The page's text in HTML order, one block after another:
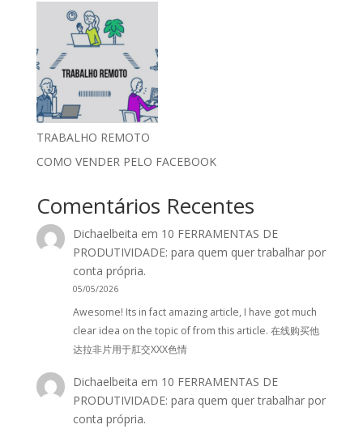
TRABALHO REMOTO
COMO VENDER PELO FACEBOOK
Comentários Recentes
Dichaelbeita em 10 FERRAMENTAS DE
PRODUTIVIDADE: para quem quer trabalhar por
conta própria.
05/05/2026
Awesome! Its in fact amazing article, I have got much
clear idea on the topic of from this article. 在线购买他
达拉非片用于肛交XXX色情
Dichaelbeita em 10 FERRAMENTAS DE
PRODUTIVIDADE: para quem quer trabalhar por
conta própria.